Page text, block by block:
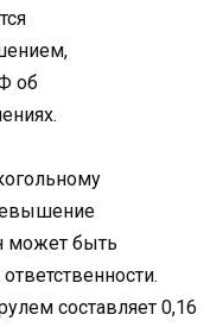
об
может быть
составляет 0,16